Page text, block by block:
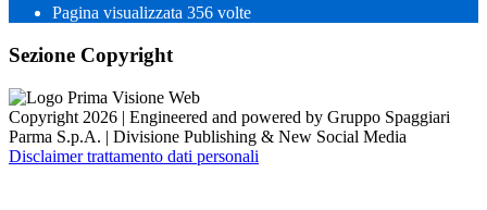
Pagina visualizzata 356 volte
Sezione Copyright
Copyright 2026 | Engineered and powered by Gruppo Spaggiari
Parma S.p.A. | Divisione Publishing & New Social Media
Disclaimer trattamento dati personali